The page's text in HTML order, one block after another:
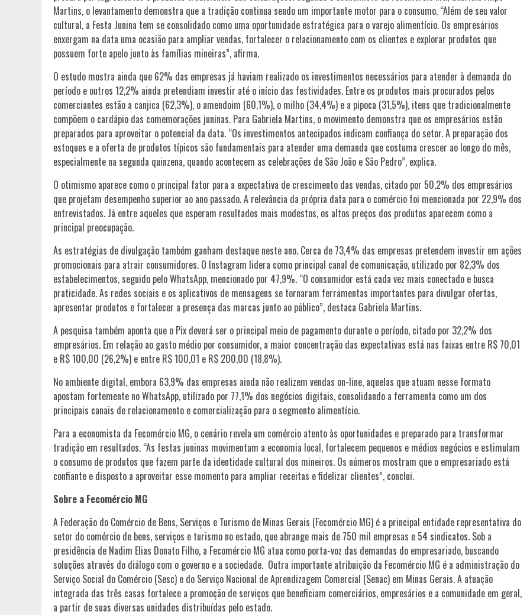
Martins, o levantamento demonstra que a tradição continua sendo um importante motor para o consumo. “Além de seu valor
cultural, a Festa Junina tem se consolidado como uma oportunidade estratégica para o varejo alimentício. Os empresários
enxergam na data uma ocasião para ampliar vendas, fortalecer o relacionamento com os clientes e explorar produtos que
possuem forte apelo junto às famílias mineiras”, afirma.
O estudo mostra ainda que 62% das empresas já haviam realizado os investimentos necessários para atender à demanda do
período e outros 12,2% ainda pretendiam investir até o início das festividades. Entre os produtos mais procurados pelos
comerciantes estão a canjica (62,3%), o amendoim (60,1%), o milho (34,4%) e a pipoca (31,5%), itens que tradicionalmente
compõem o cardápio das comemorações juninas. Para Gabriela Martins, o movimento demonstra que os empresários estão
preparados para aproveitar o potencial da data. “Os investimentos antecipados indicam confiança do setor. A preparação dos
estoques e a oferta de produtos típicos são fundamentais para atender uma demanda que costuma crescer ao longo do mês,
especialmente na segunda quinzena, quando acontecem as celebrações de São João e São Pedro”, explica.
O otimismo aparece como o principal fator para a expectativa de crescimento das vendas, citado por 50,2% dos empresários
que projetam desempenho superior ao ano passado. A relevância da própria data para o comércio foi mencionada por 22,9% dos
entrevistados. Já entre aqueles que esperam resultados mais modestos, os altos preços dos produtos aparecem como a
principal preocupação.
As estratégias de divulgação também ganham destaque neste ano. Cerca de 73,4% das empresas pretendem investir em ações
promocionais para atrair consumidores. O Instagram lidera como principal canal de comunicação, utilizado por 82,3% dos
estabelecimentos, seguido pelo WhatsApp, mencionado por 47,9%. “O consumidor está cada vez mais conectado e busca
praticidade. As redes sociais e os aplicativos de mensagens se tornaram ferramentas importantes para divulgar ofertas,
apresentar produtos e fortalecer a presença das marcas junto ao público”, destaca Gabriela Martins.
A pesquisa também aponta que o Pix deverá ser o principal meio de pagamento durante o período, citado por 32,2% dos
empresários. Em relação ao gasto médio por consumidor, a maior concentração das expectativas está nas faixas entre R$ 70,01
e R$ 100,00 (26,2%) e entre R$ 100,01 e R$ 200,00 (18,8%).
No ambiente digital, embora 63,9% das empresas ainda não realizem vendas on-line, aquelas que atuam nesse formato
apostam fortemente no WhatsApp, utilizado por 77,1% dos negócios digitais, consolidando a ferramenta como um dos
principais canais de relacionamento e comercialização para o segmento alimentício.
Para a economista da Fecomércio MG, o cenário revela um comércio atento às oportunidades e preparado para transformar
tradição em resultados. “As festas juninas movimentam a economia local, fortalecem pequenos e médios negócios e estimulam
o consumo de produtos que fazem parte da identidade cultural dos mineiros. Os números mostram que o empresariado está
confiante e disposto a aproveitar esse momento para ampliar receitas e fidelizar clientes”, conclui.
Sobre a Fecomércio MG
A Federação do Comércio de Bens, Serviços e Turismo de Minas Gerais (Fecomércio MG) é a principal entidade representativa do
setor do comércio de bens, serviços e turismo no estado, que abrange mais de 750 mil empresas e 54 sindicatos. Sob a
presidência de Nadim Elias Donato Filho, a Fecomércio MG atua como porta-voz das demandas do empresariado, buscando
soluções através do diálogo com o governo e a sociedade. Outra importante atribuição da Fecomércio MG é a administração do
Serviço Social do Comércio (Sesc) e do Serviço Nacional de Aprendizagem Comercial (Senac) em Minas Gerais. A atuação
integrada das três casas fortalece a promoção de serviços que beneficiam comerciários, empresários e a comunidade em geral,
a partir de suas diversas unidades distribuídas pelo estado.